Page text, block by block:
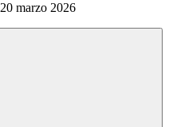
marzo 2026